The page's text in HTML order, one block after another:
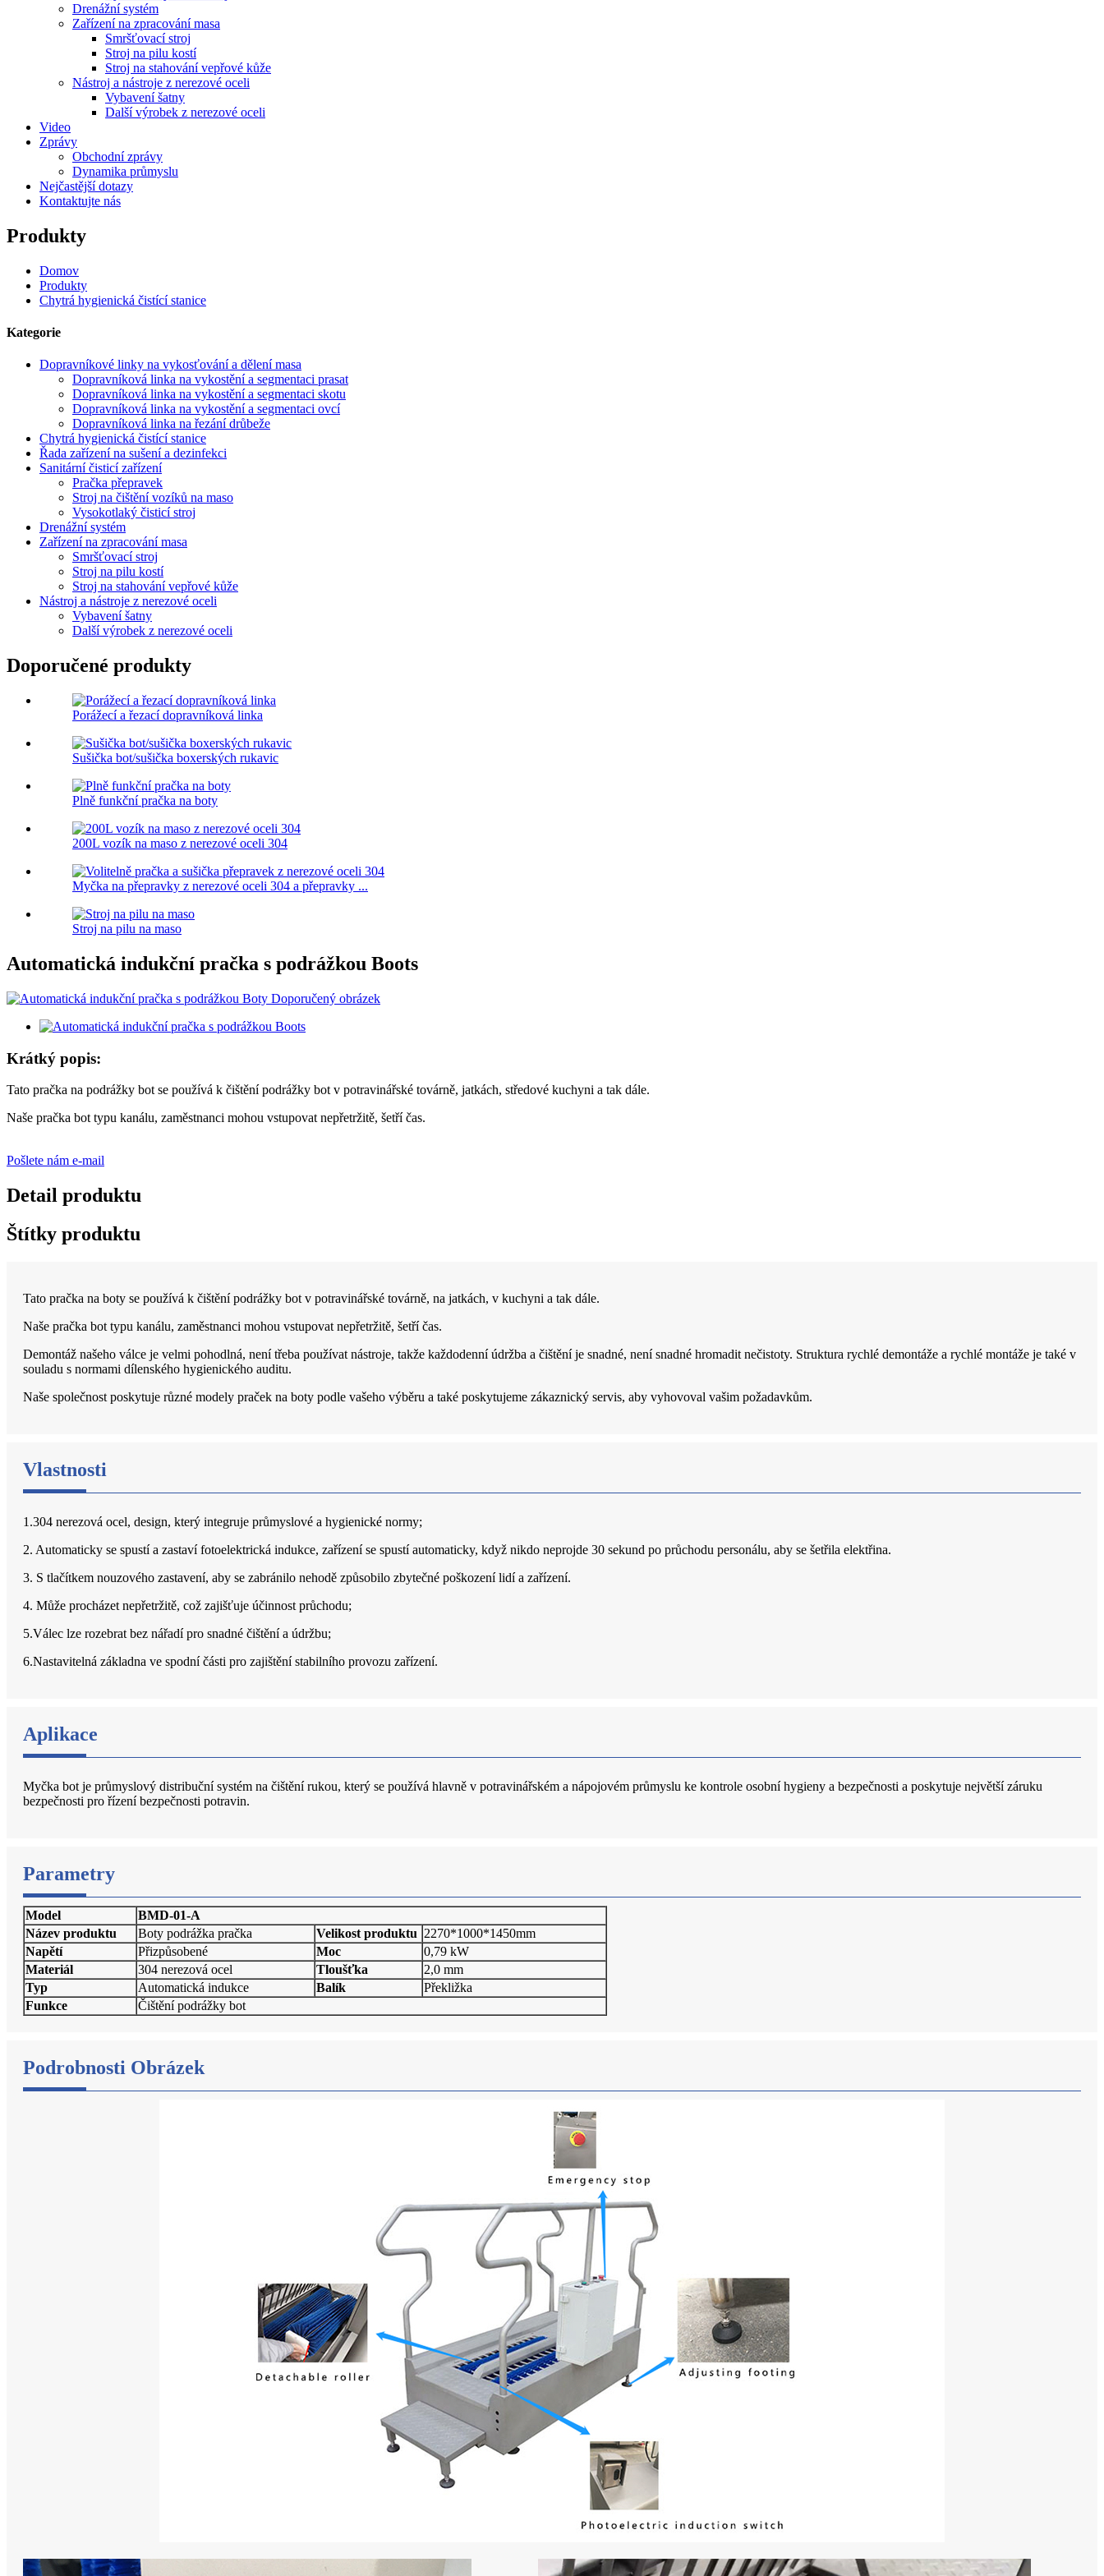
Drenážní systém
Zařízení na zpracování masa
Smršťovací stroj
Stroj na pilu kostí
Stroj na stahování vepřové kůže
Nástroj a nástroje z nerezové oceli
Vybavení šatny
Další výrobek z nerezové oceli
Video
Zprávy
Obchodní zprávy
Dynamika průmyslu
Nejčastější dotazy
Kontaktujte nás
Produkty
Domov
Produkty
Chytrá hygienická čistící stanice
Kategorie
Dopravníkové linky na vykosťování a dělení masa
Dopravníková linka na vykostění a segmentaci prasat
Dopravníková linka na vykostění a segmentaci skotu
Dopravníková linka na vykostění a segmentaci ovcí
Dopravníková linka na řezání drůbeže
Chytrá hygienická čistící stanice
Řada zařízení na sušení a dezinfekci
Sanitární čisticí zařízení
Pračka přepravek
Stroj na čištění vozíků na maso
Vysokotlaký čisticí stroj
Drenážní systém
Zařízení na zpracování masa
Smršťovací stroj
Stroj na pilu kostí
Stroj na stahování vepřové kůže
Nástroj a nástroje z nerezové oceli
Vybavení šatny
Další výrobek z nerezové oceli
Doporučené produkty
Porážecí a řezací dopravníková linka
Sušička bot/sušička boxerských rukavic
Plně funkční pračka na boty
200L vozík na maso z nerezové oceli 304
Myčka na přepravky z nerezové oceli 304 a přepravky ...
Stroj na pilu na maso
Automatická indukční pračka s podrážkou Boots
Krátký popis:
Tato pračka na podrážky bot se používá k čištění podrážky bot v potravinářské továrně, jatkách, středové kuchyni a tak dále.
Naše pračka bot typu kanálu, zaměstnanci mohou vstupovat nepřetržitě, šetří čas.
Pošlete nám e-mail
Detail produktu
Štítky produktu
Tato pračka na boty se používá k čištění podrážky bot v potravinářské továrně, na jatkách, v kuchyni a tak dále.
Naše pračka bot typu kanálu, zaměstnanci mohou vstupovat nepřetržitě, šetří čas.
Demontáž našeho válce je velmi pohodlná, není třeba používat nástroje, takže každodenní údržba a čištění je snadné, není snadné hromadit nečistoty. Struktura rychlé demontáže a rychlé montáže je také v
souladu s normami dílenského hygienického auditu.
Naše společnost poskytuje různé modely praček na boty podle vašeho výběru a také poskytujeme zákaznický servis, aby vyhovoval vašim požadavkům.
Vlastnosti
1.304 nerezová ocel, design, který integruje průmyslové a hygienické normy;
2. Automaticky se spustí a zastaví fotoelektrická indukce, zařízení se spustí automaticky, když nikdo neprojde 30 sekund po průchodu personálu, aby se šetřila elektřina.
3. S tlačítkem nouzového zastavení, aby se zabránilo nehodě způsobilo zbytečné poškození lidí a zařízení.
4. Může procházet nepřetržitě, což zajišťuje účinnost průchodu;
5.Válec lze rozebrat bez nářadí pro snadné čištění a údržbu;
6.Nastavitelná základna ve spodní části pro zajištění stabilního provozu zařízení.
Aplikace
Myčka bot je průmyslový distribuční systém na čištění rukou, který se používá hlavně v potravinářském a nápojovém průmyslu ke kontrole osobní hygieny a bezpečnosti a poskytuje největší záruku
bezpečnosti pro řízení bezpečnosti potravin.
Parametry
Model
BMD-01-A
Název produktu
Boty podrážka pračka Velikost produktu 2270*1000*1450mm
Napětí
Přizpůsobené Moc
0,79 kW
Materiál
304 nerezová ocel Tloušťka
2,0 mm
Typ
Automatická indukce Balík
Překližka
Funkce
Čištění podrážky bot
Podrobnosti Obrázek